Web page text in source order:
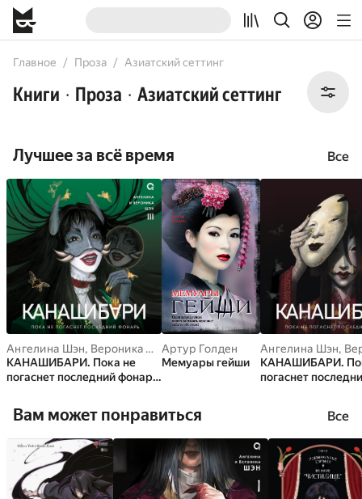
Главное Проза Азиатский сеттинг
AllAudiobooksBooks Comicbooks
Книги • Проза • Азиатский сеттинг
Лучшее за всё время Все
Ангелина Шэн, Вероника Шэн
КАНАШИБАРИ. Пока не
погаснет последний фонарь.
Артур Голден
Мемуары гейши
Ангелина Шэн,
КАНАШИБАРИ.
погаснет
Вам может понравиться Все